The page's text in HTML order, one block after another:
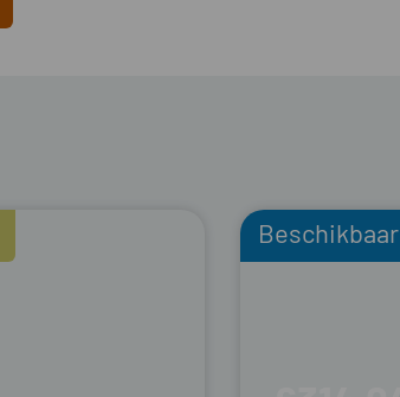
Beschikbaar